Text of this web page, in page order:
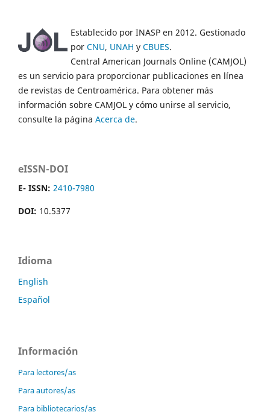
Establecido por INASP en 2012. Gestionado
por CNU, UNAH y CBUES.
Central American Journals Online (CAMJOL)
es un servicio para proporcionar publicaciones en línea
de revistas de Centroamérica. Para obtener más
información sobre CAMJOL y cómo unirse al servicio,
consulte la página Acerca de.
eISSN-DOI
E- ISSN: 2410-7980
DOI: 10.5377
Idioma
English
Español
Información
Para lectores/as
Para autores/as
Para bibliotecarios/as